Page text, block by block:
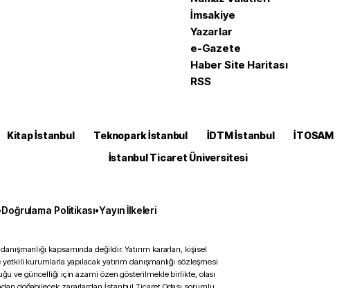
İmsakiye
Yazarlar
e-Gazete
Haber Site Haritası
RSS
Kitap İstanbul Teknopark İstanbul İDTM İstanbul İTOSAM
İstanbul Ticaret Üniversitesi
Doğrulama Politikası•Yayın İlkeleri
kapsamında değildir. Yatırım kararları, kişisel
kurumlarla yapılacak yatırım danışmanlığı sözleşmesi
ve güncelliği için azami özen gösterilmekle birlikte, olası